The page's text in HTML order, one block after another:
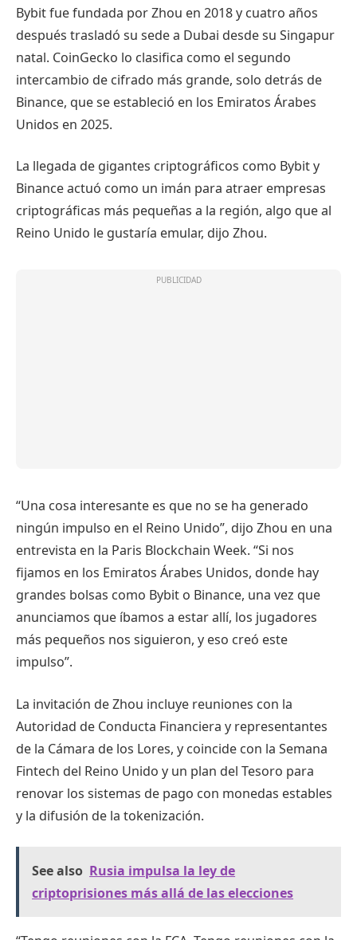
Bybit fue fundada por Zhou en 2018 y cuatro años
después trasladó su sede a Dubai desde su Singapur
natal. CoinGecko lo clasifica como el segundo
intercambio de cifrado más grande, solo detrás de
Binance, que se estableció en los Emiratos Árabes
Unidos en 2025.
La llegada de gigantes criptográficos como Bybit y
Binance actuó como un imán para atraer empresas
criptográficas más pequeñas a la región, algo que al
Reino Unido le gustaría emular, dijo Zhou.
“Una cosa interesante es que no se ha generado
ningún impulso en el Reino Unido”, dijo Zhou en una
entrevista en la Paris Blockchain Week. “Si nos
fijamos en los Emiratos Árabes Unidos, donde hay
grandes bolsas como Bybit o Binance, una vez que
anunciamos que íbamos a estar allí, los jugadores
más pequeños nos siguieron, y eso creó este
impulso”.
La invitación de Zhou incluye reuniones con la
Autoridad de Conducta Financiera y representantes
de la Cámara de los Lores, y coincide con la Semana
Fintech del Reino Unido y un plan del Tesoro para
renovar los sistemas de pago con monedas estables
y la difusión de la tokenización.
See also Rusia impulsa la ley de
criptoprisiones más allá de las elecciones